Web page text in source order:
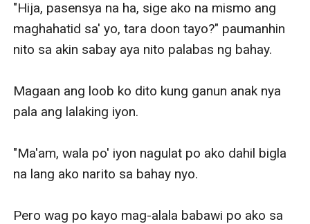
"Hija, pasensya na ha, sige ako na mismo ang
maghahatid sa' yo, tara doon tayo?" paumanhin
nito sa akin sabay aya nito palabas ng bahay.
Magaan ang loob ko dito kung ganun anak nya
pala ang lalaking iyon.
"Ma'am, wala po' iyon nagulat po ako dahil bigla
na lang ako narito sa bahay nyo.
Pero wag po kayo mag-alala babawi po ako sa